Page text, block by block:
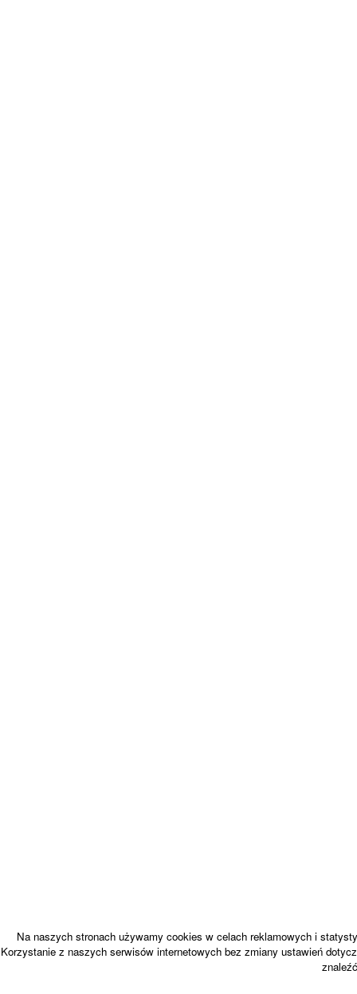
Na naszych stronach używamy cookies w celach reklamowych i
Korzystanie z naszych serwisów internetowych bez zmiany ustawień